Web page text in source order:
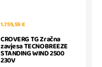
1.759,59 €
CROVERG TG Zračna
zavjesa TECNOBREEZE
STANDING WIND 2500
230V